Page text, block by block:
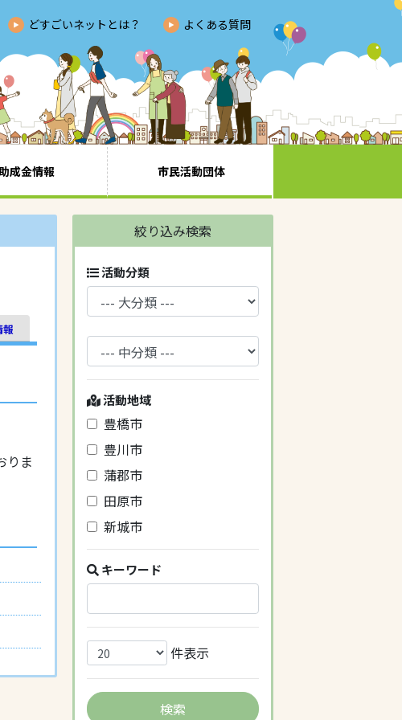
どすごいネットとは？ よくある質問
成金情報 市民活動団体
報
りま
絞り込み検索
活動分類
活動地域
豊橋市
豊川市
蒲郡市
田原市
新城市
キーワード
件表示